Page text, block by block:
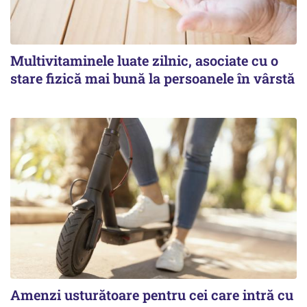
Multivitaminele luate zilnic, asociate cu o
stare fizică mai bună la persoanele în vârstă
Amenzi usturătoare pentru cei care intră cu